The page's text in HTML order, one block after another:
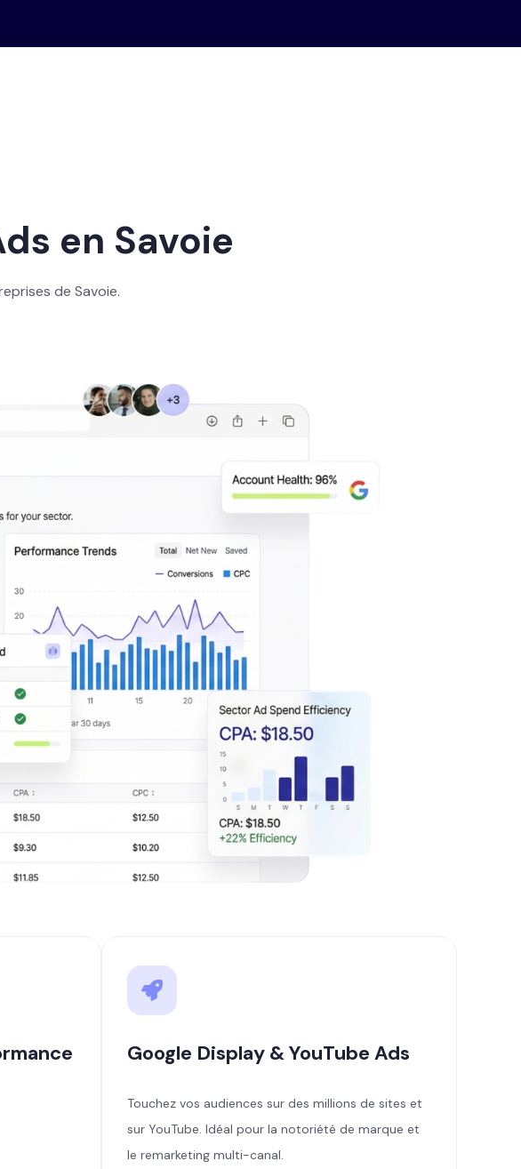
en Savoie
de Savoie.
Google Display & YouTube Ads
Touchez vos audiences sur des millions de sites et
sur YouTube. Idéal pour la notoriété de marque et
le remarketing multi-canal.